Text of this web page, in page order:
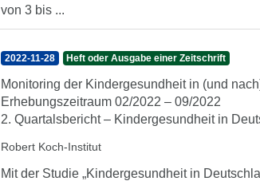
von 3 bis ...
2022-11-28 Heft oder Ausgabe einer Zeitschrift
Monitoring der Kindergesundheit in (und
Erhebungszeitraum 02/2022 – 09/2022
2. Quartalsbericht – Kindergesundheit in
Robert Koch-Institut
Mit der Studie „Kindergesundheit in